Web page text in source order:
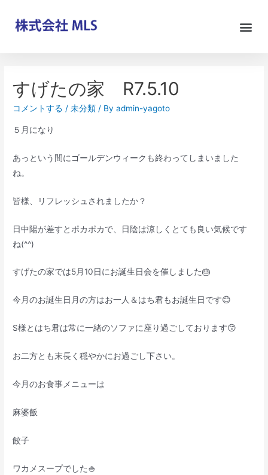
すげたの家 R7.5.10
コメントする /未分類 / Byadmin-yagoto
５月になり
あっという間にゴールデンウィークも終わってしまいました
ね。
皆様、リフレッシュされましたか？
日中陽が差すとポカポカで、日陰は涼しくとても良い気候です
ね(^^)
すげたの家では5月10日にお誕生日会を催しました🎂
今月のお誕生日月の方はお一人＆はち君もお誕生日です😊
S様とはち君は常に一緒のソファに座り過ごしております😙
お二方とも末長く穏やかにお過ごし下さい。
今月のお食事メニューは
麻婆飯
餃子
ワカメスープでした🍚